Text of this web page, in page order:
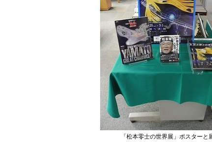
「松本零士の世界展」ポスターと